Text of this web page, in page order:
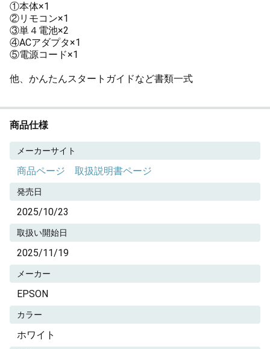
①本体×1
②リモコン×1
③単４電池×2
④ACアダプタ×1
⑤電源コード×1
他、かんたんスタートガイドなど書類一式
商品仕様
メーカーサイト
商品ページ 取扱説明書ページ
発売日
2025/10/23
取扱い開始日
2025/11/19
メーカー
EPSON
カラー
ホワイト